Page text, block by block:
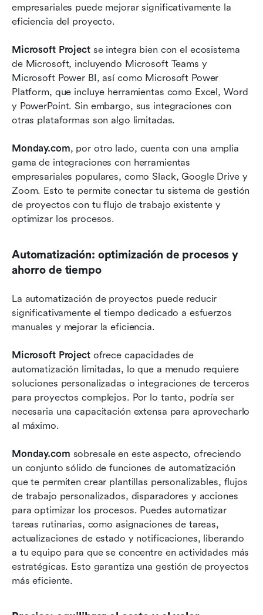
empresariales puede mejorar significativamente la
eficiencia del proyecto.
Microsoft Project se integra bien con el ecosistema
de Microsoft, incluyendo Microsoft Teams y
Microsoft Power BI, así como Microsoft Power
Platform, que incluye herramientas como Excel, Word
y PowerPoint. Sin embargo, sus integraciones con
otras plataformas son algo limitadas.
Monday.com, por otro lado, cuenta con una amplia
gama de integraciones con herramientas
empresariales populares, como Slack, Google Drive y
Zoom. Esto te permite conectar tu sistema de gestión
de proyectos con tu flujo de trabajo existente y
optimizar los procesos.
Automatización: optimización de procesos y
ahorro de tiempo
La automatización de proyectos puede reducir
significativamente el tiempo dedicado a esfuerzos
manuales y mejorar la eficiencia.
Microsoft Project ofrece capacidades de
automatización limitadas, lo que a menudo requiere
soluciones personalizadas o integraciones de terceros
para proyectos complejos. Por lo tanto, podría ser
necesaria una capacitación extensa para aprovecharlo
al máximo.
Monday.com sobresale en este aspecto, ofreciendo
un conjunto sólido de funciones de automatización
que te permiten crear plantillas personalizables, flujos
de trabajo personalizados, disparadores y acciones
para optimizar los procesos. Puedes automatizar
tareas rutinarias, como asignaciones de tareas,
actualizaciones de estado y notificaciones, liberando
a tu equipo para que se concentre en actividades más
estratégicas. Esto garantiza una gestión de proyectos
más eficiente.